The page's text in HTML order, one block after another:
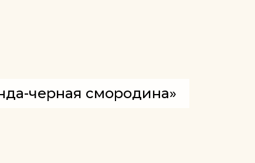
черная смородина»